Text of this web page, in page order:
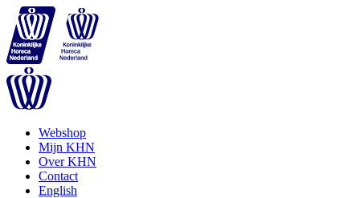
Webshop
Mijn KHN
Over KHN
Contact
English